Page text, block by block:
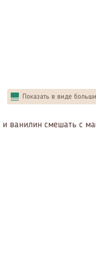
Показать в виде
и ванилин смешать с